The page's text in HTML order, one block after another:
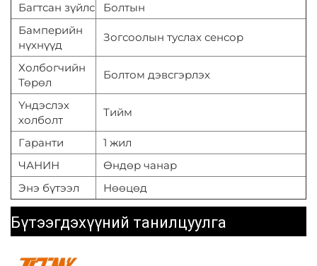
Багтсан зүйлс
Болтын
Бамперийн
нүхнүүд
Зогсоолын туслах сенсор
Холбогчийн
Төрөл
Болтом дэвсгэрлэх
Үндэслэх
холболт
Тийм
Гаранти
1 жил
ЧАНИН
Өндөр чанар
Энэ бүтээл
Нөөцөд
Бүтээгдэхүүний танилцуулга